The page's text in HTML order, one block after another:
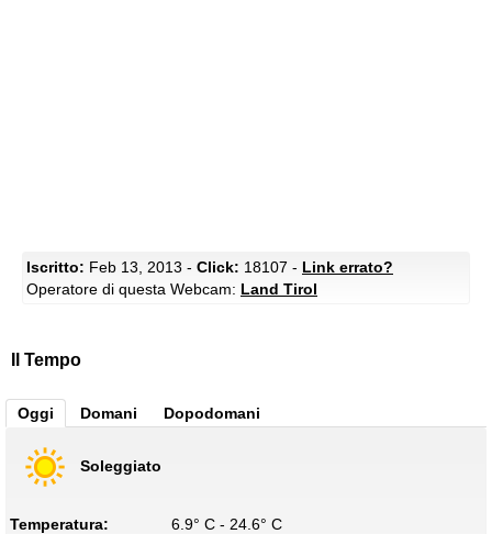
Iscritto: Feb 13, 2013 - Click: 18107 - Link errato?
Operatore di questa Webcam: Land Tirol
Il Tempo
Oggi Domani Dopodomani
Soleggiato
Temperatura:
6.9° C - 24.6° C